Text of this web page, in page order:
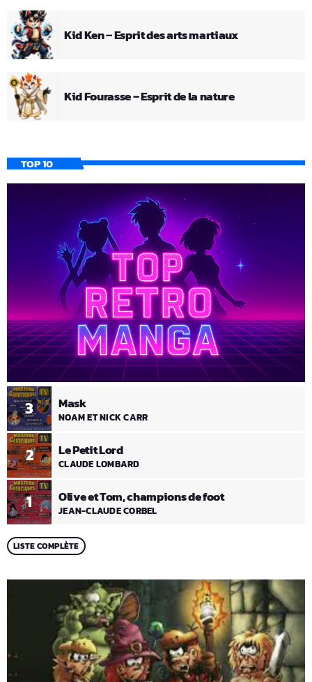
Kid Ken – Esprit des arts martiaux
Kid Fourasse – Esprit de la nature
TOP 10
1 Olive et Tom, champions de foot
JEAN-CLAUDE CORBEL
2 Le Petit Lord
CLAUDE LOMBARD
3 Mask
NOAM ET NICK CARR
LISTE COMPLÈTE